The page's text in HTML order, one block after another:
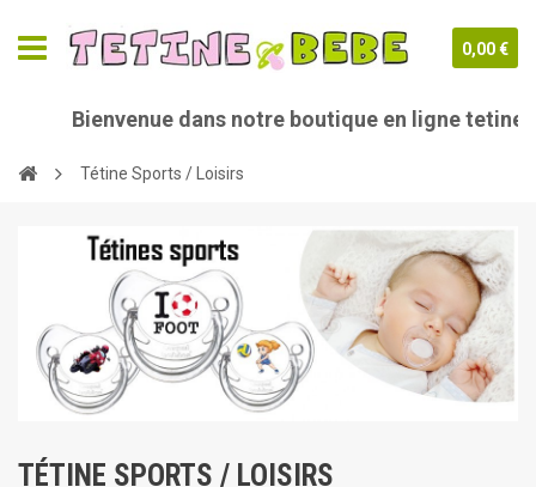
0,00 €
Bienvenue dans notre boutique en ligne tetine-
Tétine Sports / Loisirs
TÉTINE SPORTS / LOISIRS